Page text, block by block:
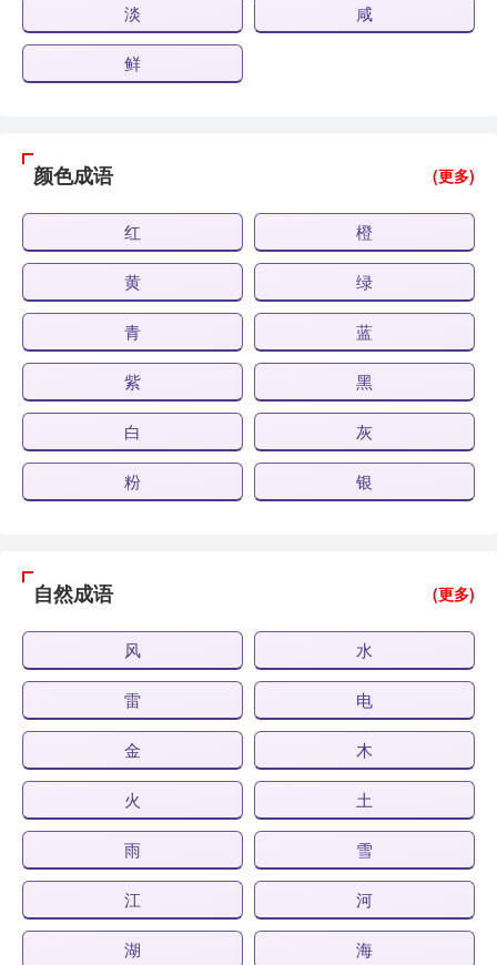
淡 咸
鲜
颜色成语 (更多)
红 橙
黄 绿
青 蓝
紫 黑
白 灰
粉 银
自然成语 (更多)
风 水
雷 电
金 木
火 土
雨 雪
江 河
湖 海